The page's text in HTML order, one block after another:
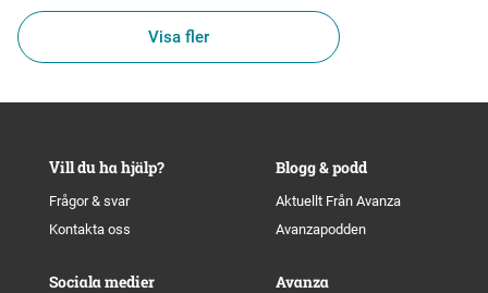
Visa fler
Vill du ha hjälp?
Frågor & svar
Kontakta oss
Blogg & podd
Aktuellt Från Avanza
Avanzapodden
Sociala medier Avanza